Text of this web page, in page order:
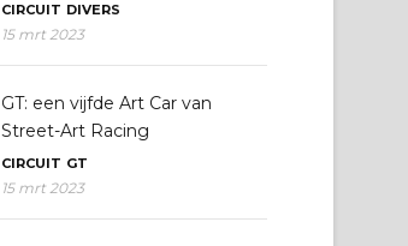
CIRCUIT DIVERS
15 mrt 2023
GT: een vijfde Art Car van
Street-Art Racing
CIRCUIT GT
15 mrt 2023